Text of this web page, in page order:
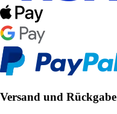
Versand und Rückgabe